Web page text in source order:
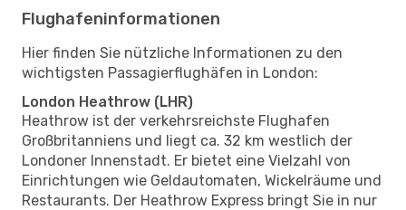
Flughafeninformationen
Hier finden Sie nützliche Informationen zu den
wichtigsten Passagierflughäfen in London:
London Heathrow (LHR)
Heathrow ist der verkehrsreichste Flughafen
Großbritanniens und liegt ca. 32 km westlich der
Londoner Innenstadt. Er bietet eine Vielzahl von
Einrichtungen wie Geldautomaten, Wickelräume und
Restaurants. Der Heathrow Express bringt Sie in nur